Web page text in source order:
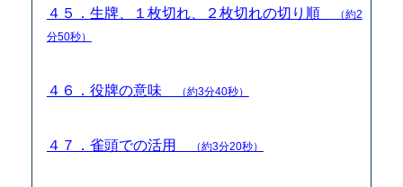
４５．生牌、１枚切れ、２枚切れの切り順
（約2
分50秒）
４６．役牌の意味 （約3分40秒）
４７．雀頭での活用 （約3分20秒）